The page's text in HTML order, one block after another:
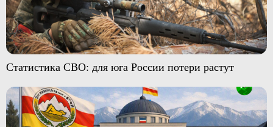
Статистика СВО: для юга России потери растут